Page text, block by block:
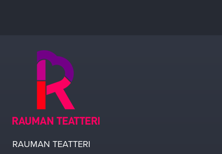
RAUMAN TEATTERI